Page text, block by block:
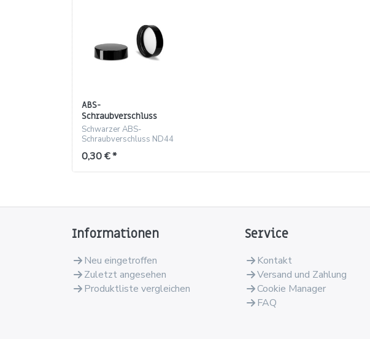
ABS-
Schraubverschluss
ND44, schwarz –
passend für 30 ml
Dosen
Schwarzer ABS-
Schraubverschluss ND44
mm
0,30 € *
Informationen
Neu eingetroffen
Zuletzt angesehen
Produktliste vergleichen
Service
Kontakt
Versand und Zahlung
Cookie Manager
FAQ